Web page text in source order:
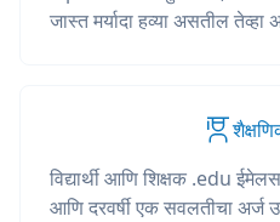
जास्त मर्यादा हव्या असतील तेव्हा
विद्यार्थी आणि शिक्षक .edu
आणि दरवर्षी एक सवलतीचा अर्ज